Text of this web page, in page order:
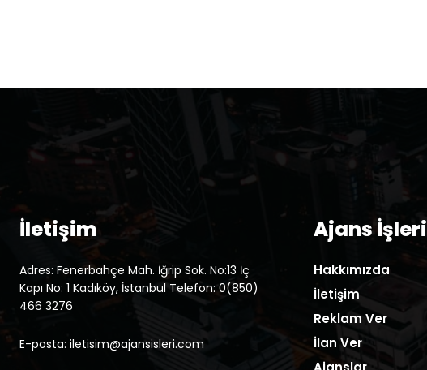
İletişim
Adres: Fenerbahçe Mah. İğrip Sok. No:13 İç
Kapı No: 1 Kadıköy, İstanbul Telefon: 0(850)
466 3276
E-posta: iletisim@ajansisleri.com
Ajans İşleri
Hakkımızda
İletişim
Reklam Ver
İlan Ver